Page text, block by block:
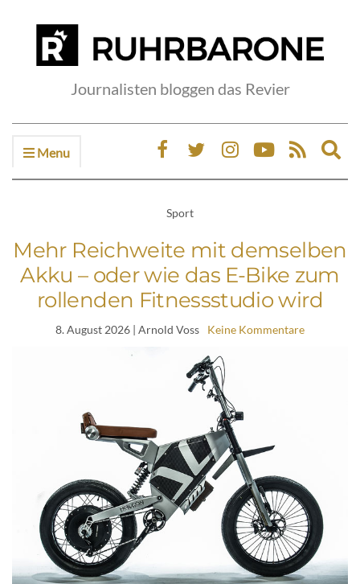
Journalisten bloggen das Revier
Menu
Sport
Mehr Reichweite mit demselben
Akku – oder wie das E-Bike zum
rollenden Fitnessstudio wird
8. August 2026 | Arnold Voss Keine Kommentare